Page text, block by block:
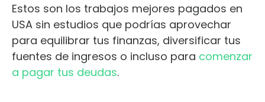
Estos son los trabajos mejores pagados en
USA sin estudios que podrías aprovechar
para equilibrar tus finanzas, diversificar tus
fuentes de ingresos o incluso para comenzar
a pagar tus deudas.